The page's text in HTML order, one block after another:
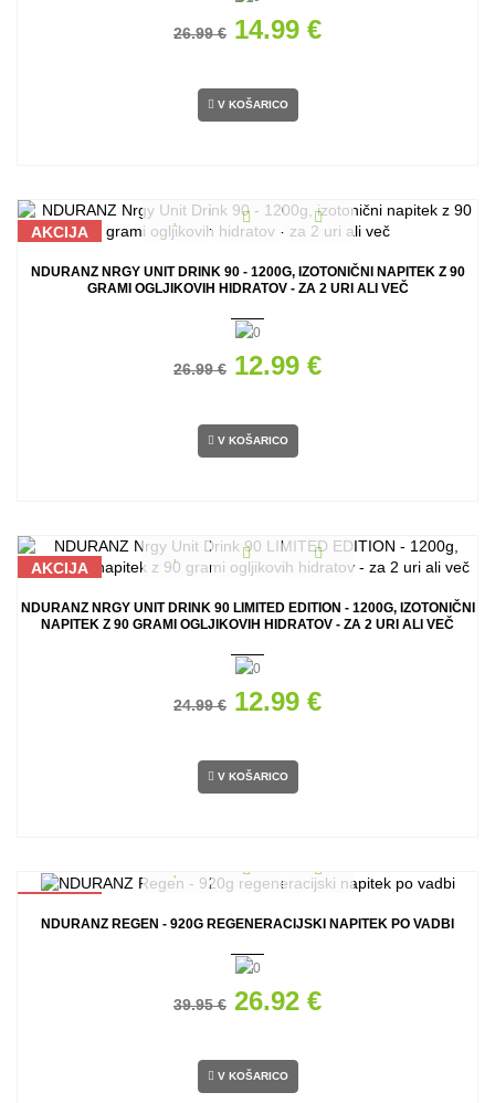
26.99 € 14.99 €
V KOŠARICO
AKCIJA
NDURANZ NRGY UNIT DRINK 90 - 1200G, IZOTONIČNI NAPITEK Z 90
GRAMI OGLJIKOVIH HIDRATOV - ZA 2 URI ALI VEČ
26.99 € 12.99 €
V KOŠARICO
AKCIJA
NDURANZ NRGY UNIT DRINK 90 LIMITED EDITION - 1200G, IZOTONIČNI
NAPITEK Z 90 GRAMI OGLJIKOVIH HIDRATOV - ZA 2 URI ALI VEČ
24.99 € 12.99 €
V KOŠARICO
NDURANZ REGEN - 920G REGENERACIJSKI NAPITEK PO VADBI
39.95 € 26.92 €
V KOŠARICO